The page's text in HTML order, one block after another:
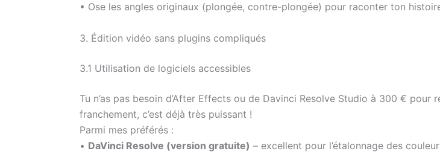
• Ose les angles originaux (plongée, contre-plongée) pour raconter ton
3. Édition vidéo sans plugins compliqués
3.1 Utilisation de logiciels accessibles
Tu n’as pas besoin d’After Effects ou de Davinci Resolve Studio à 300 €
franchement, c’est déjà très puissant !
Parmi mes préférés :
• DaVinci Resolve (version gratuite) – excellent pour l’étalonnage des